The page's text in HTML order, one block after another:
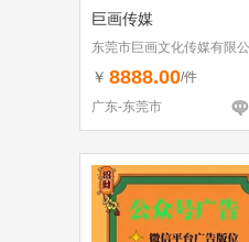
巨画传媒
东莞市巨画文化传媒有限
￥ 8888.00/件
广东-东莞市